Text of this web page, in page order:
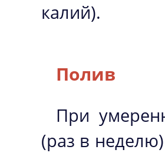
калий).
Полив
При
(раз в